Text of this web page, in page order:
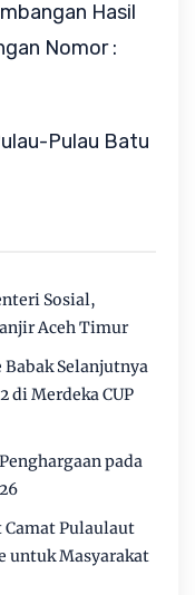
Hasil
Nomor :
Pulau Batu
Sosial,
Aceh Timur
Babak Selanjutnya
di Merdeka CUP
pada
Camat Pulaulaut
untuk Masyarakat